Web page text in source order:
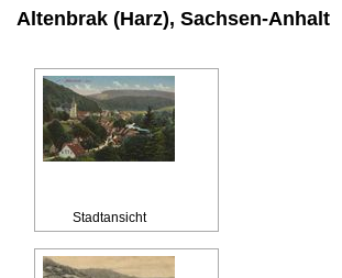
Altenbrak (Harz), Sachsen-Anhalt
Stadtansicht